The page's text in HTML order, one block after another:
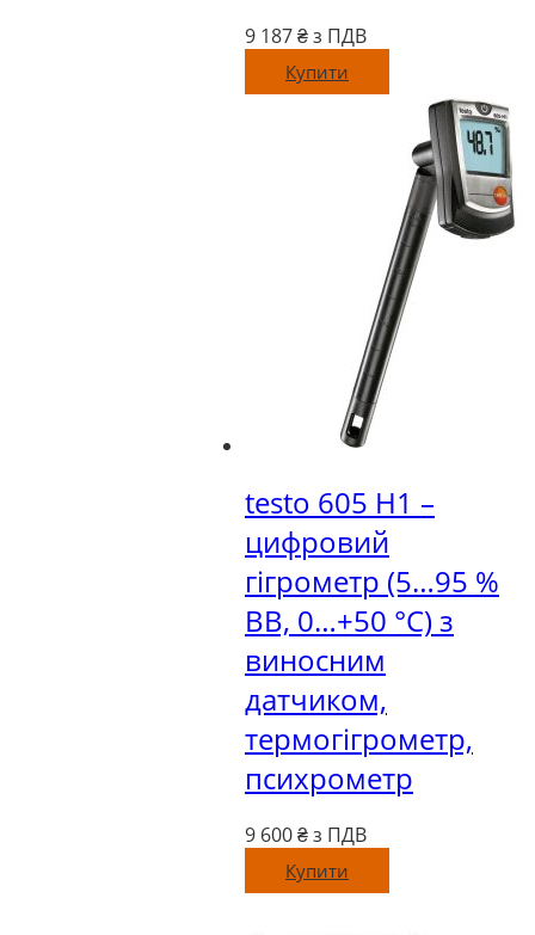
9 187₴ з ПДВ
Купити
testo 605 Н1 –
цифровий
гігрометр (5…95 %
ВВ, 0…+50 °C) з
виносним
датчиком,
термогігрометр,
психрометр
9 600₴ з ПДВ
Купити